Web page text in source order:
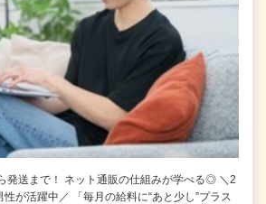
発送まで！ ネット通販の仕組みが学べる◎ ＼2
が活躍中／ 「毎月の給料に“あと少し”プラス